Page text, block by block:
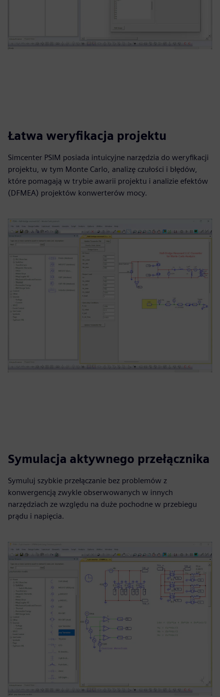
Łatwa weryfikacja projektu
Simcenter PSIM posiada intuicyjne narzędzia do weryfikacji
projektu, w tym Monte Carlo, analizę czułości i błędów,
które pomagają w trybie awarii projektu i analizie efektów
(DFMEA) projektów konwerterów mocy.
Symulacja aktywnego przełącznika
Symuluj szybkie przełączanie bez problemów z
konwergencją zwykle obserwowanych w innych
narzędziach ze względu na duże pochodne w przebiegu
prądu i napięcia.